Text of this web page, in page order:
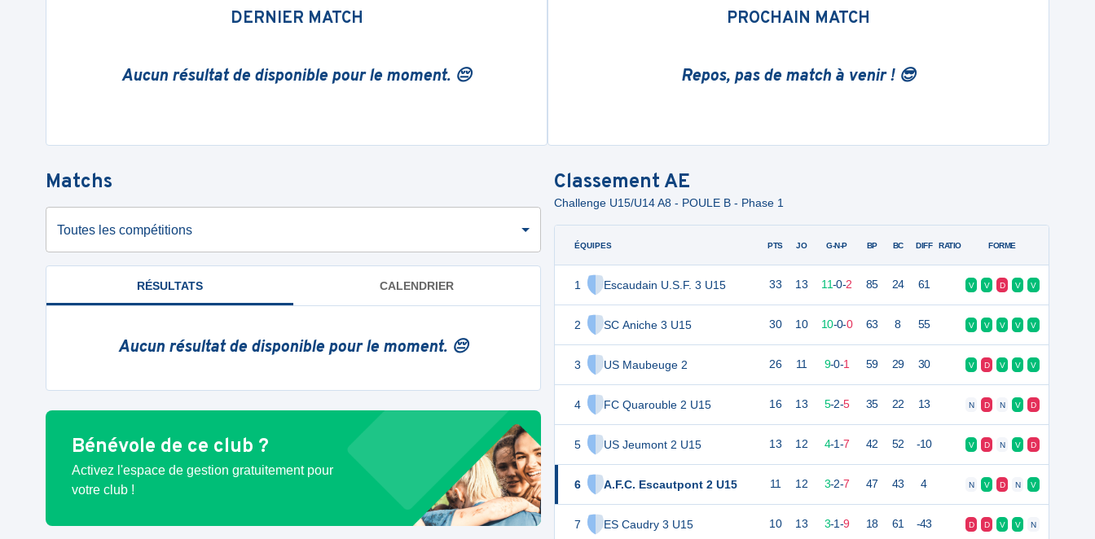
DERNIER MATCH
Aucun résultat de disponible pour le moment. 😔
PROCHAIN MATCH
Repos, pas de match à venir ! 😎
Matchs
Toutes les compétitions
RÉSULTATS CALENDRIER
Aucun résultat de disponible pour le moment. 😔
Bénévole de ce club ?
Activez l'espace de gestion gratuitement pour
votre club !
Classement AE
Challenge U15/U14 A8 - POULE B - Phase 1
ÉQUIPES
1 Escaudain U.S.F. 3 U15
2 SC Aniche 3 U15
3 US Maubeuge 2
4 FC Quarouble 2 U15
5 US Jeumont 2 U15
6 A.F.C. Escautpont 2 U15
7 ES Caudry 3 U15
PTS JO G-N-P BP BC DIFF RATIO FORME
33 13 11-0-2 85 24 61 V V D V V
30 10 10-0-0 63 8 55 V V V V V
26 11 9-0-1 59 29 30 V D V V V
16 13 5-2-5 35 22 13 N D N V D
13 12 4-1-7 42 52 -10 V D N V D
11 12 3-2-7 47 43 4 N V D N V
10 13 3-1-9 18 61 -43 D D V V N